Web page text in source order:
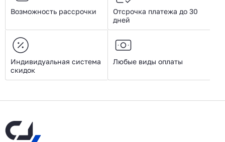
Возможность рассрочки
Отсрочка платежа до 30
дней
Индивидуальная система
скидок
Любые виды оплаты